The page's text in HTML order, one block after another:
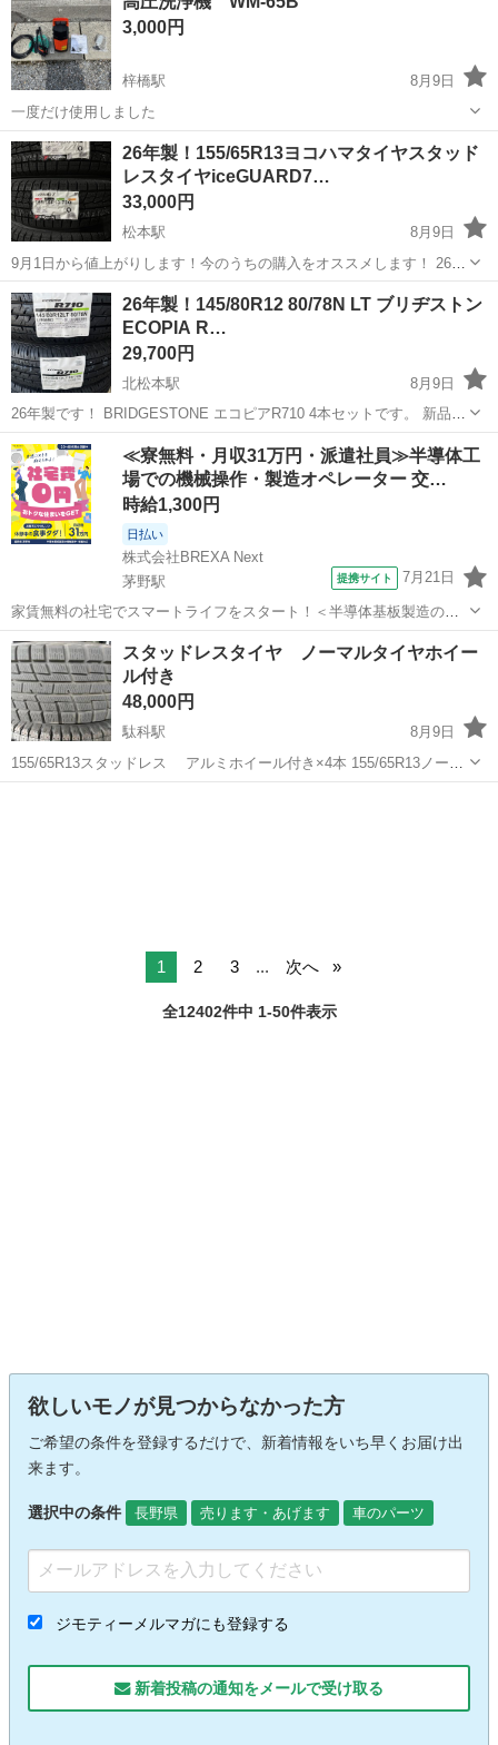
態はいいのでまだまだ使えます！ 【希望取引場所】富士見町近く 【希
望取引日時】...
3,000円
梓橋駅
8月9日
一度だけ使用しました
長野 安曇野市 梓橋駅
26年製！155/65R13ヨコハマタイヤスタッド
レスタイヤiceGUARD7…
33,000円
松本駅
8月9日
9月1日から値上がりします！今のうちの購入をオススメします！ 26年
製！ヨコハマタイヤ スタッドレスタイヤ iceGUARD7 iG70 4本です。
iG70は氷上性能、雪上性能、全てにおいてiG60より上になります。
ま...
長野 松本市 松本駅 タイヤ
26年製！145/80R12 80/78N LT ブリヂストン
ECOPIA R…
29,700円
北松本駅
8月9日
26年製です！ BRIDGESTONE エコピアR710 4本セットです。 新品で
す。 タイヤのみになります。 こちらはタイヤラベルのQRコードを故
意的に消したりしている悪質な非正規ルート品ではなく、QRコードが
ある正...
長野 松本市 北松本駅 タイヤ、ホイール タイヤ
≪寮無料・月収31万円・派遣社員≫半導体工
場での機械操作・製造オペレーター 交…
時給1,300円
日払い
株式会社BREXA Next
茅野駅
提携サイト 7月21日
家賃無料の社宅でスマートライフをスタート！＜半導体基板製造の機
械操作・検査＞ランチ代もかからないオトクな職場◎／稼ぎもしっか
り！月収例31万円／長野県茅野市 半導体基板の製造・検査 クリーンル
ーム内で、半導体基板の製造や検...
長野 茅野市 茅野駅 その他
スタッドレスタイヤ ノーマルタイヤホイー
ル付き
48,000円
駄科駅
8月9日
155/65R13スタッドレス アルミホイール付き×4本 155/65R13ノーマ
ルタイヤアルミホイール付き×4 夏用、冬用セット販売 使用期間は
1 2 3 ... 次へ
全12402件中 1-50件表示
欲しいモノが見つからなかった方
ご希望の条件を登録するだけで、新着情報をいち早くお届け出
来ます。
選択中の条件 長野県 売ります・あげます 車のパーツ
ジモティーメルマガにも登録する
新着投稿の通知をメールで受け取る